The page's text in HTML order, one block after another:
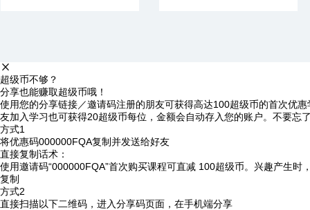
超级币不够？
分享也能赚取超级币哦！
使用您的分享链接／邀请码注册的朋友可获得高达100超级币的首次优
友加入学习也可获得20超级币每位，金额会自动存入您的账户。不要忘
方式1
将优惠码000000FQA复制并发送给好友
直接复制话术：
使用邀请码“000000FQA”首次购买课程可直减 100超级币。兴趣产生时
复制
方式2
直接扫描以下二维码，进入分享码页面，在手机端分享